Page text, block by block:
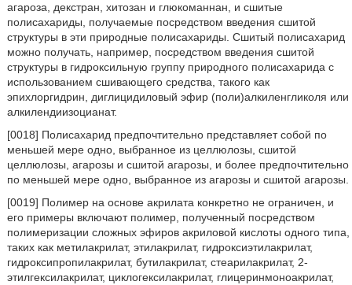
агароза, декстран, хитозан и глюкоманнан, и сшитые
полисахариды, получаемые посредством введения сшитой
структуры в эти природные полисахариды. Сшитый полисахарид
можно получать, например, посредством введения сшитой
структуры в гидроксильную группу природного полисахарида с
использованием сшивающего средства, такого как
эпихлоргидрин, диглицидиловый эфир (поли)алкиленгликоля или
алкилендиизоцианат.
[0018] Полисахарид предпочтительно представляет собой по
меньшей мере одно, выбранное из целлюлозы, сшитой
целлюлозы, агарозы и сшитой агарозы, и более предпочтительно
по меньшей мере одно, выбранное из агарозы и сшитой агарозы.
[0019] Полимер на основе акрилата конкретно не ограничен, и
его примеры включают полимер, полученный посредством
полимеризации сложных эфиров акриловой кислоты одного типа,
таких как метилакрилат, этилакрилат, гидроксиэтилакрилат,
гидроксипропилакрилат, бутилакрилат, стеарилакрилат, 2-
этилгексилакрилат, циклогексилакрилат, глицеринмоноакрилат,